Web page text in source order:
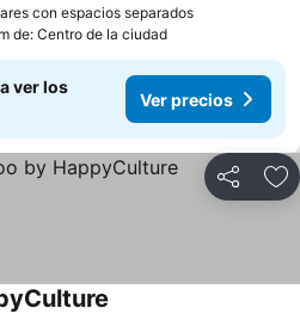
con espacios separadosVer precios
de: Centro de la ciudad
ver los
Ver precios
Compartir